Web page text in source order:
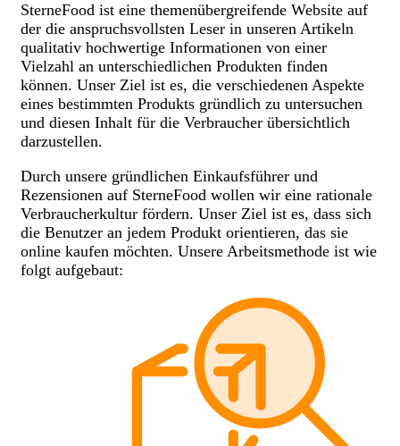
SterneFood ist eine themenübergreifende Website auf
der die anspruchsvollsten Leser in unseren Artikeln
qualitativ hochwertige Informationen von einer
Vielzahl an unterschiedlichen Produkten finden
können. Unser Ziel ist es, die verschiedenen Aspekte
eines bestimmten Produkts gründlich zu untersuchen
und diesen Inhalt für die Verbraucher übersichtlich
darzustellen.
Durch unsere gründlichen Einkaufsführer und
Rezensionen auf SterneFood wollen wir eine rationale
Verbraucherkultur fördern. Unser Ziel ist es, dass sich
die Benutzer an jedem Produkt orientieren, das sie
online kaufen möchten. Unsere Arbeitsmethode ist wie
folgt aufgebaut: